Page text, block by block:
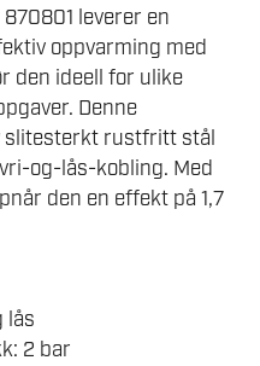
leverer en
oppvarming med
den ideell for ulike
Denne
slitesterkt rustfritt stål
og-lås-kobling. Med
den en effekt på 1,7
lås
2 bar